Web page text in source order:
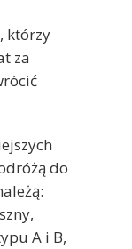
którzy
za
do
A i B,